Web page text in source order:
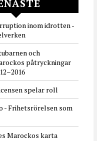
inom idrotten -
och
påtryckningar
spelar roll
- Frihetsrörelsen som
Marockos karta